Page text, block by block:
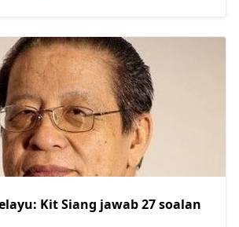
Kit Siang jawab 27 soalan